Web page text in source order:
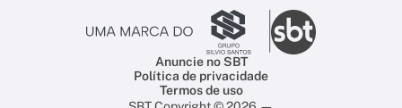
Anuncie no SBT
Política de privacidade
Termos de uso